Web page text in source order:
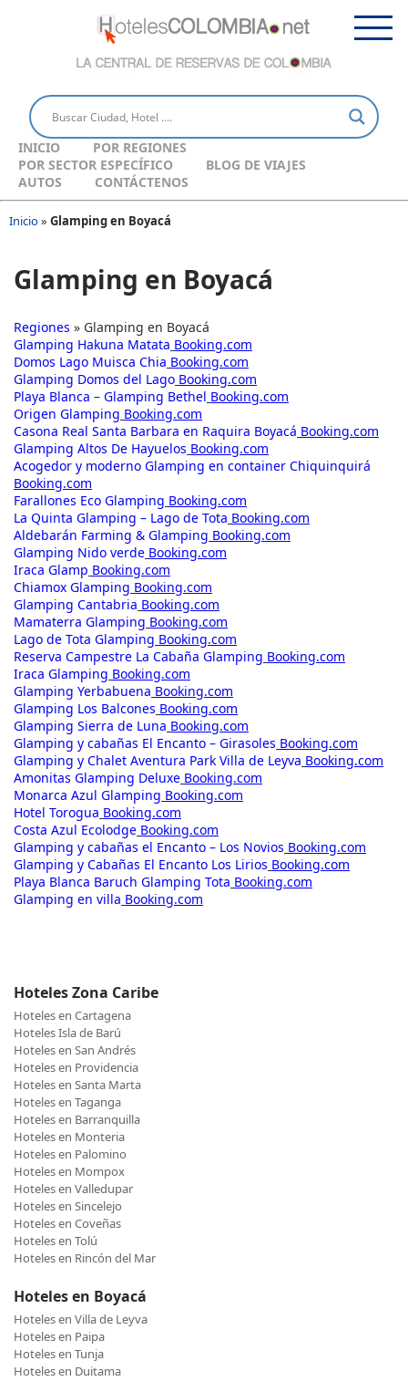
INICIO
POR REGIONES
POR SECTOR ESPECÍFICO
BLOG DE VIAJES
AUTOS
CONTÁCTENOS
Inicio» Glamping en Boyacá
Glamping en Boyacá
Regiones » Glamping en Boyacá
Glamping Hakuna Matata Booking.com
Domos Lago Muisca Chia Booking.com
Glamping Domos del Lago Booking.com
Playa Blanca – Glamping Bethel Booking.com
Origen Glamping Booking.com
Casona Real Santa Barbara en Raquira Boyacá Booking.com
Glamping Altos De Hayuelos Booking.com
Acogedor y moderno Glamping en container Chiquinquirá
Booking.com
Farallones Eco Glamping Booking.com
La Quinta Glamping – Lago de Tota Booking.com
Aldebarán Farming & Glamping Booking.com
Glamping Nido verde Booking.com
Iraca Glamp Booking.com
Chiamox Glamping Booking.com
Glamping Cantabria Booking.com
Mamaterra Glamping Booking.com
Lago de Tota Glamping Booking.com
Reserva Campestre La Cabaña Glamping Booking.com
Iraca Glamping Booking.com
Glamping Yerbabuena Booking.com
Glamping Los Balcones Booking.com
Glamping Sierra de Luna Booking.com
Glamping y cabañas El Encanto – Girasoles Booking.com
Glamping y Chalet Aventura Park Villa de Leyva Booking.com
Amonitas Glamping Deluxe Booking.com
Monarca Azul Glamping Booking.com
Hotel Torogua Booking.com
Costa Azul Ecolodge Booking.com
Glamping y cabañas el Encanto – Los Novios Booking.com
Glamping y Cabañas El Encanto Los Lirios Booking.com
Playa Blanca Baruch Glamping Tota Booking.com
Glamping en villa Booking.com
Hoteles Zona Caribe
Hoteles en Cartagena
Hoteles Isla de Barú
Hoteles en San Andrés
Hoteles en Providencia
Hoteles en Santa Marta
Hoteles en Taganga
Hoteles en Barranquilla
Hoteles en Monteria
Hoteles en Palomino
Hoteles en Mompox
Hoteles en Valledupar
Hoteles en Sincelejo
Hoteles en Coveñas
Hoteles en Tolú
Hoteles en Rincón del Mar
Hoteles en Boyacá
Hoteles en Villa de Leyva
Hoteles en Paipa
Hoteles en Tunja
Hoteles en Duitama